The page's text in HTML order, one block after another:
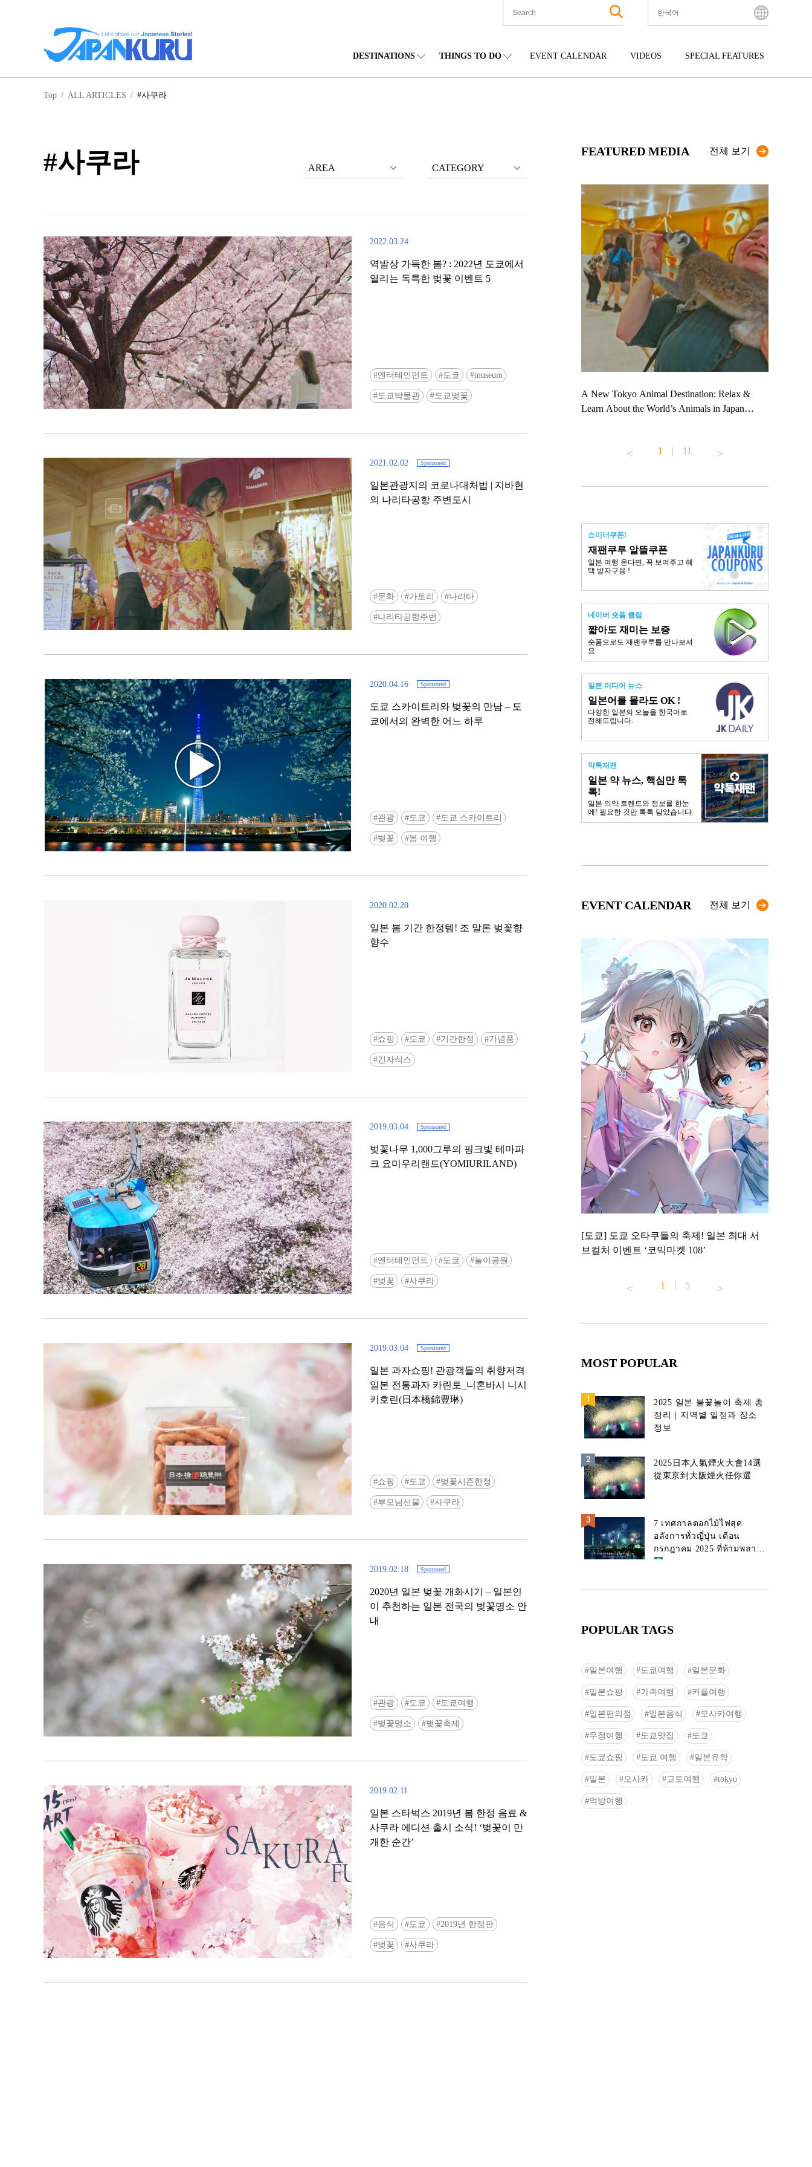
한국어
Tiếng Việt
DESTINATIONS THINGS TO DO EVENT CALENDAR VIDEOS SPECIAL FEATURES
Top / ALL ARTICLES / #사쿠라
#사쿠라 AREA CATEGORY
2022.03.24
역발상 가득한 봄? : 2022년 도쿄에서
열리는 독특한 벚꽃 이벤트 5
엔터테인먼트 도쿄 museum
도쿄박물관 도쿄벚꽃
2021.02.02 Sponsored
일본관광지의 코로나대처법 | 지바현
의 나리타공항 주변도시
문화 가토리 나리타
나리타공항주변
2020.04.16 Sponsored
도쿄 스카이트리와 벚꽃의 만남 – 도
쿄에서의 완벽한 어느 하루
관광 도쿄 도쿄 스카이트리
벚꽃 봄 여행
2020.02.20
일본 봄 기간 한정템! 조 말론 벚꽃향
향수
쇼핑 도쿄 기간한정 기념품
긴자식스
2019.03.04 Sponsored
벚꽃나무 1,000그루의 핑크빛 테마파
크 요미우리랜드(YOMIURILAND)
엔터테인먼트 도쿄 놀이공원
벚꽃 사쿠라
2019.03.04 Sponsored
일본 과자쇼핑! 관광객들의 취향저격
일본 전통과자 카린토_니혼바시 니시
키호린(日本橋錦豊琳)
쇼핑 도쿄 벚꽃시즌한정
부모님선물 사쿠라
2019.02.18 Sponsored
2020년 일본 벚꽃 개화시기 – 일본인
이 추천하는 일본 전국의 벚꽃명소 안
내
관광 도쿄 도쿄여행
벚꽃명소 벚꽃축제
2019.02.11
일본 스타벅스 2019년 봄 한정 음료 &
사쿠라 에디션 출시 소식! ‘벚꽃이 만
개한 순간’
음식 도쿄 2019년 한정판
벚꽃 사쿠라
FEATURED MEDIA 전체 보기
Ready to see TeamLab in Kyoto!? At TeamLab
>> Find out more at Japankuru.com! (link in bio)
#japankuru #teamlab #teamlabbiovortex #kyoto
#kyototrip #japantravel #artnews
A New Tokyo Animal Destination: Relax &
Learn About the World’s Animals in Japan
#japantrip #카피바라 #애니터치 #아이와가볼
#anitouchtokyodome
1 | 11
쇼미더쿠폰!
재팬쿠루 알뜰쿠폰
일본 여행 온다면, 꼭 보여주고 혜
택 받자구용 !
네이버 숏폼 클립
쨟아도 재미는 보증
숏폼으로도 재팬쿠루를 만나보셔
요
일본 미디어 뉴스
일본어를 몰라도 OK !
다양한 일본의 오늘을 한국어로
전해드립니다.
약톡재팬
일본 약 뉴스, 핵심만 톡
톡!
일본 의약 트렌드와 정보를 한눈
에! 필요한 것만 톡톡 담았습니다.
EVENT CALENDAR 전체 보기
쿠폰 선착순 증정!
[도쿄] 도쿄 오타쿠들의 축제! 일본 최대 서
브컬처 이벤트 ‘코믹마켓 108’
1 | 5
MOST POPULAR
2025 일본 불꽃놀이 축제 총
정리｜지역별 일정과 장소
정보
2025日本人氣煙火大會14選
從東京到大阪煙火任你選
7 เทศกาลดอกไม้ไฟสุด
อลังการทั่วญี่ปุ่น เดือน
กรกฎาคม 2025 ที่ห้ามพลาด!
POPULAR TAGS
일본여행 도쿄여행 일본문화
일본쇼핑 가족여행 커플여행
일본편의점 일본음식 오사카여행
우정여행 도쿄맛집 도쿄
도쿄쇼핑 도쿄 여행 일본유학
일본 오사카 교토여행 tokyo
먹방여행